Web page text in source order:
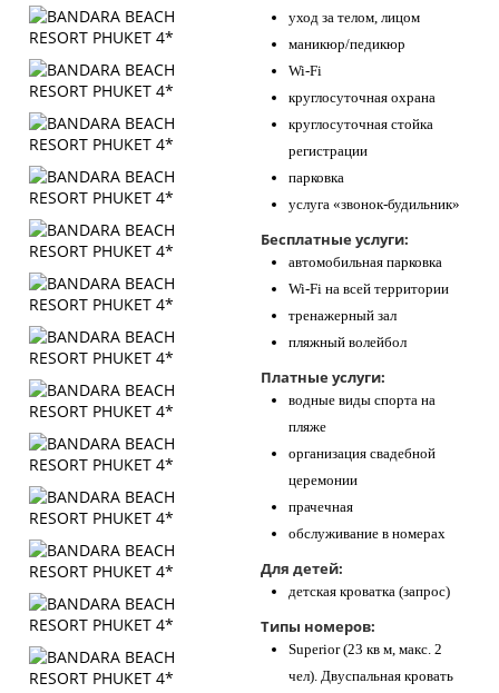
уход за телом, лицом
маникюр/педикюр
Wi-Fi
круглосуточная охрана
круглосуточная стойка
регистрации
парковка
услуга «звонок-будильник»
Бесплатные услуги:
автомобильная парковка
Wi-Fi на всей территории
тренажерный зал
пляжный волейбол
Платные услуги:
водные виды спорта на
пляже
организация свадебной
церемонии
прачечная
обслуживание в номерах
Для детей:
детская кроватка (запрос)
Типы номеров:
Superior (23 кв м, макс. 2
чел). Двуспальная кровать